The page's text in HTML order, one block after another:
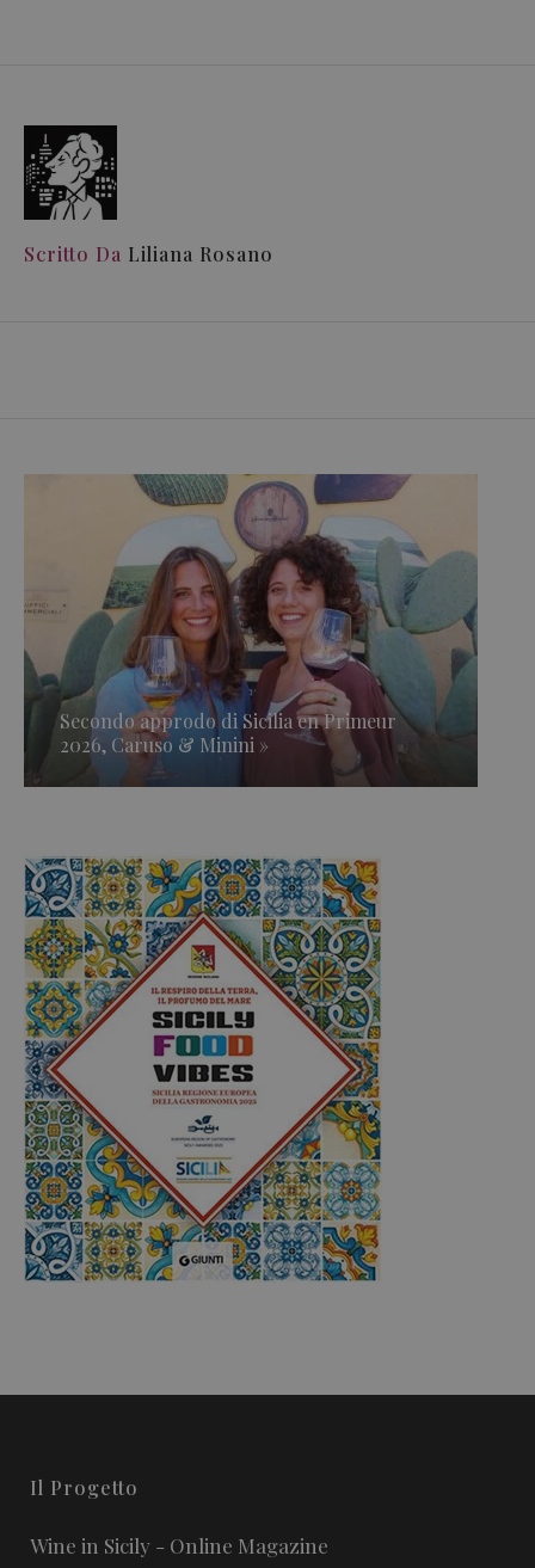
Scritto Da Liliana Rosano
Secondo approdo di Sicilia en Primeur
2026, Caruso & Minini »
Il Progetto
Wine in Sicily - Online Magazine